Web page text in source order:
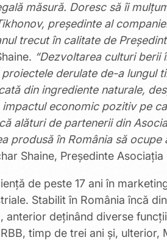
măsură. Doresc să îi
președinte al
trecut în calitate de
“Dezvoltarea culturi berii
derulate de-a lungul
din ingrediente naturale,
economic pozitiv pe
alături de partenerii din
produsă în România să
Shaine, Președinte
de peste 17 ani în
Stabilit în România încă
anterior deţinând diverse
timp de trei ani şi, ulterior,